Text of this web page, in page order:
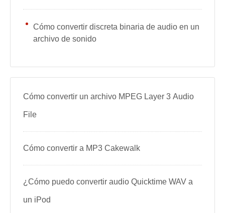
Cómo convertir discreta binaria de audio en un
archivo de sonido
Cómo convertir un archivo MPEG Layer 3 Audio
File
Cómo convertir a MP3 Cakewalk
¿Cómo puedo convertir audio Quicktime WAV a
un iPod